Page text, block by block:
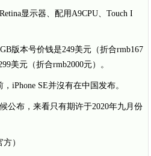
显示器、配用A9CPU、Touch I
版本号价钱是249美元（折合rmb167
美元（折合rmb2000元）。
iPhone SE并沒有在中国发布。
公布，来看只有期许于2020年九月份
）